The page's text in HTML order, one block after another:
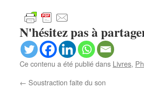
N'hésitez pas à
Ce contenu a été publié dans Livres,
← Soustraction faite du son